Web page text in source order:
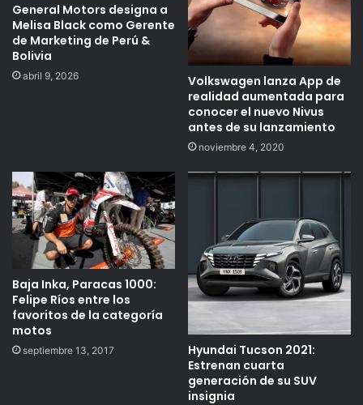
General Motors designa a
Melisa Black como Gerente
de Marketing de Perú &
Bolivia
abril 9, 2026
Volkswagen lanza App de
realidad aumentada para
conocer el nuevo Nivus
antes de su lanzamiento
noviembre 4, 2020
Baja Inka, Paracas 1000:
Felipe Ríos entre los
favoritos de la categoría
motos
septiembre 13, 2017
Hyundai Tucson 2021:
Estrenan cuarta
generación de su SUV
insignia